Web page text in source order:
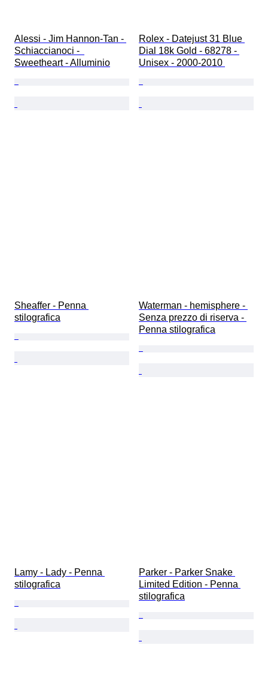
Alessi - Jim Hannon-Tan -
Schiaccianoci -
Sweetheart - Alluminio
Rolex - Datejust 31 Blue
Dial 18k Gold - 68278 -
Unisex - 2000-2010
Sheaffer - Penna
stilografica
Waterman - hemisphere -
Senza prezzo di riserva -
Penna stilografica
Lamy - Lady - Penna
stilografica
Parker - Parker Snake
Limited Edition - Penna
stilografica